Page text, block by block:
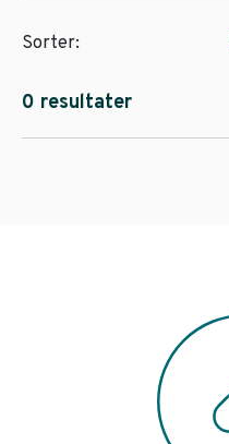
0 resultater
Sorter: